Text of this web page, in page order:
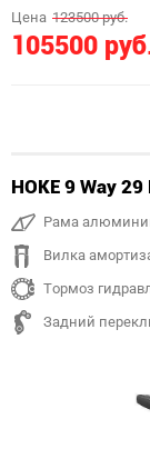
Цена 123500 руб.
105500
HOKE 9 Way
Рама
Вилка
Тормоз
Задний